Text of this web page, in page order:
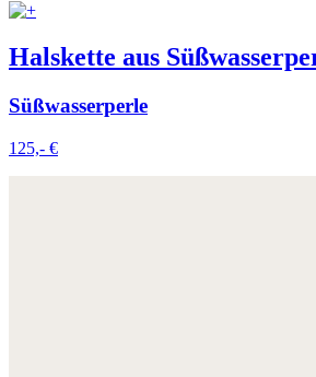
Halskette aus
Süßwasserperle
125,- €